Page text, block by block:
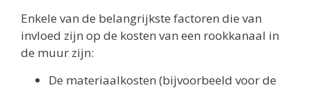
Enkele van de belangrijkste factoren die van
invloed zijn op de kosten van een rookkanaal in
de muur zijn:
De materiaalkosten (bijvoorbeeld voor de